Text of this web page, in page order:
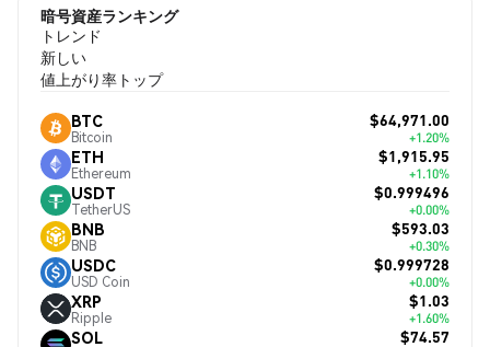
暗号資産ランキング
トレンド
新しい
値上がり率トップ
BTC
Bitcoin
$64,971.00
+1.20%
ETH
Ethereum
$1,915.95
+1.10%
USDT
TetherUS
$0.999496
+0.00%
BNB
BNB
$593.03
+0.30%
USDC
USD Coin
$0.999728
+0.00%
XRP
Ripple
$1.03
+1.60%
SOL $74.57